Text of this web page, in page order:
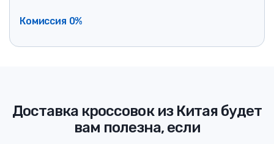
Комиссия 0%
Доставка кроссовок из Китая будет
вам полезна, если